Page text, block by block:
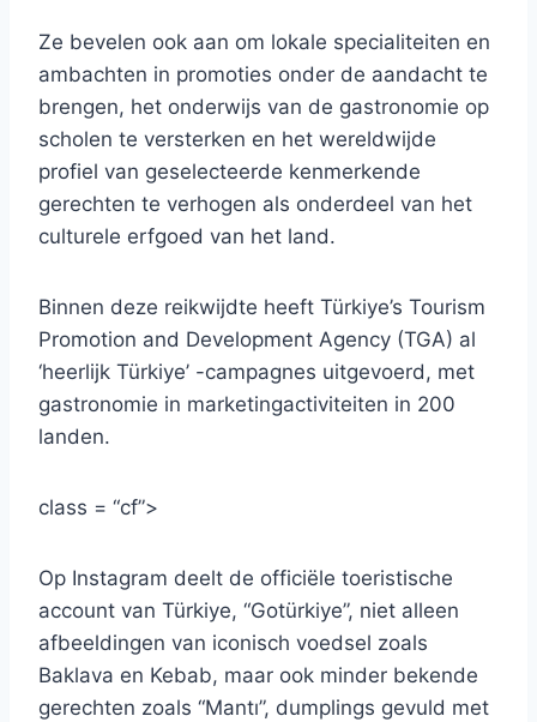
Ze bevelen ook aan om lokale specialiteiten en
ambachten in promoties onder de aandacht te
brengen, het onderwijs van de gastronomie op
scholen te versterken en het wereldwijde
profiel van geselecteerde kenmerkende
gerechten te verhogen als onderdeel van het
culturele erfgoed van het land.
Binnen deze reikwijdte heeft Türkiye’s Tourism
Promotion and Development Agency (TGA) al
‘heerlijk Türkiye’ -campagnes uitgevoerd, met
gastronomie in marketingactiviteiten in 200
landen.
class = “cf”>
Op Instagram deelt de officiële toeristische
account van Türkiye, “Gotürkiye”, niet alleen
afbeeldingen van iconisch voedsel zoals
Baklava en Kebab, maar ook minder bekende
gerechten zoals “Mantı”, dumplings gevuld met